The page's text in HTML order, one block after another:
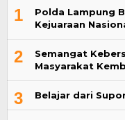
1
Polda Lampung
Kejuaraan
2
Semangat
Masyarakat
3 Belajar dari